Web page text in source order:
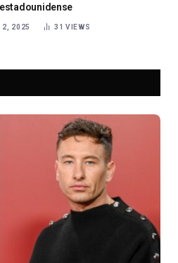
2, 2025 31 VIEWS